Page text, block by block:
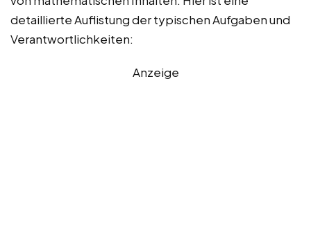
detaillierte Auflistung der typischen Aufgaben und
Verantwortlichkeiten:
Anzeige